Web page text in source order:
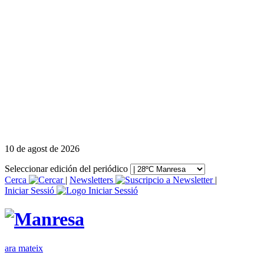
10 de agost de 2026
Seleccionar edición del periódico
Cerca
| Newsletters
|
Iniciar Sessió
ara mateix